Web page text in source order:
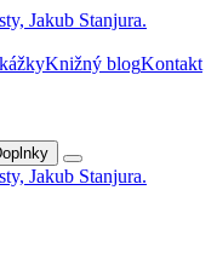
Knižný blogKontakt